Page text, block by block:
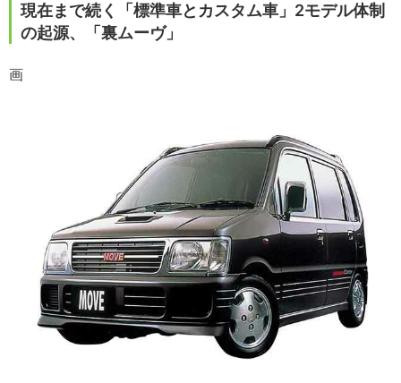
現在まで続く「標準車とカスタム車」2モデル体制
の起源、「裏ムーヴ」
画